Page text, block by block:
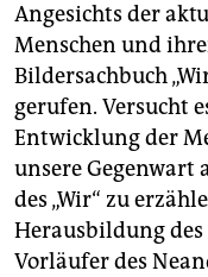
unterstützen
abo
genossenschaft
epaper login
Angesichts der
Menschen und
Bildersachbuch
gerufen. Versucht
Entwicklung der
unsere Gegenwart
des „Wir“ zu
Herausbildung
Vorläufer des